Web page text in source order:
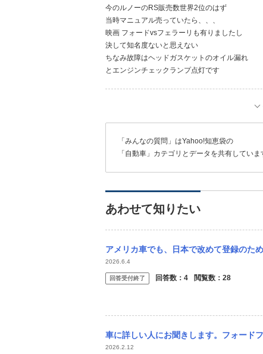
今のルノーのRS販売数世界2位のはず
当時マニュアル売っていたら、、、
映画 フォードvsフェラーリも有りましたし
決して知名度ないと思えない
ちなみ故障はヘッドガスケットのオイル漏れ
とエンジンチェックランプ点灯です
「みんなの質問」はYahoo!知恵袋の
「自動車」カテゴリとデータを共有していま
あわせて知りたい
アメリカ車でも、日本で改めて登録のための車検？をしなくてもアメリカの保安基準
2026.6.4
回答受付終了 回答数： 4 閲覧数： 28
車に詳しい人にお聞きします。フォードフォーカスMk3.5エコブーストのAT車に乗
2026.2.12